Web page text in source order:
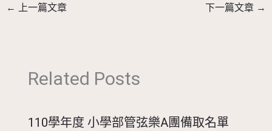
← 上一篇文章 下一篇文章 →
Related Posts
110學年度 小學部管弦樂A團備取名單